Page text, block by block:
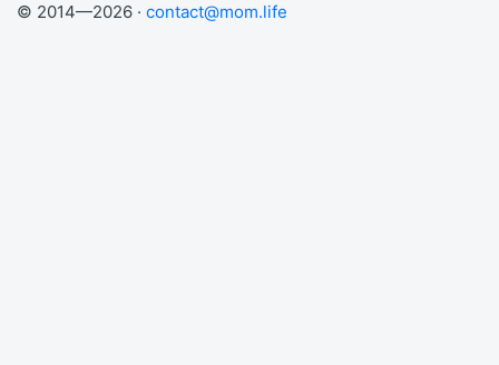
© 2014—2026 · contact@mom.life